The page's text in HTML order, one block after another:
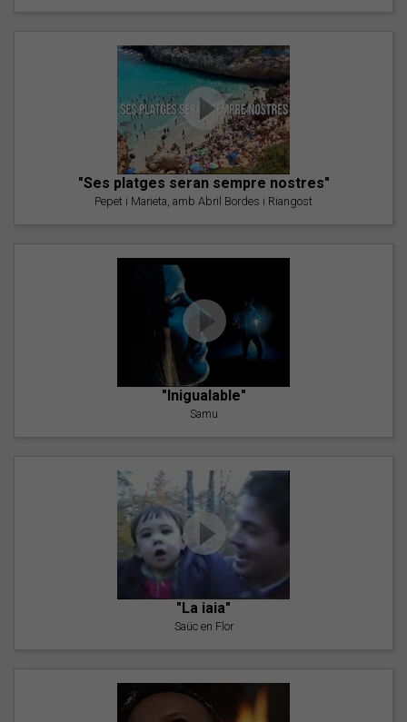
"Ses platges seran sempre nostres"
Pepet i Marieta, amb Abril Bordes i Riangost
"Inigualable"
Samu
"La iaia"
Saüc en Flor